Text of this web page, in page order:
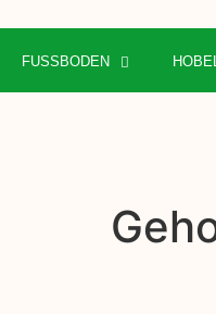
FUSSBODEN